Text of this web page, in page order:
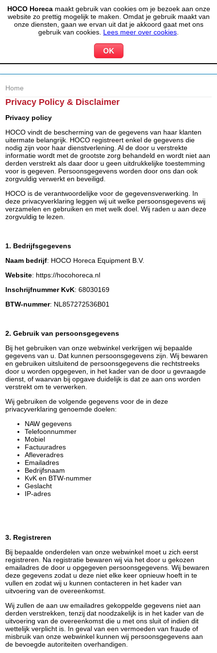
HOCO Horecamaakt gebruik van cookies om je bezoek aan onze
website zo prettig mogelijk te maken. Omdat je gebruik maakt van
onze diensten, gaan we ervan uit dat je akkoord gaat met ons
gebruik van cookies. Lees meer over cookies
(020) 497 6325 info@hocohoreca.nl
MIJN ACCOUNT 0 WINKELWAGEN
Home
Privacy Policy & Disclaimer
Privacy policy
HOCO vindt de bescherming van de gegevens van haar klanten
uitermate belangrijk. HOCO registreert enkel de gegevens die
nodig zijn voor haar dienstverlening. Al de door u verstrekte
informatie wordt met de grootste zorg behandeld en wordt niet aan
derden verstrekt als daar door u geen uitdrukkelijke toestemming
voor is gegeven. Persoonsgegevens worden door ons dan ook
zorgvuldig verwerkt en beveiligd.
HOCO is de verantwoordelijke voor de gegevensverwerking. In
deze privacyverklaring leggen wij uit welke persoonsgegevens wij
verzamelen en gebruiken en met welk doel. Wij raden u aan deze
zorgvuldig te lezen.
1. Bedrijfsgegevens
Naam bedrijf: HOCO Horeca Equipment B.V.
Website: https://hocohoreca.nl
Inschrijfnummer KvK: 68030169
BTW-nummer: NL857272536B01
2. Gebruik van persoonsgegevens
Bij het gebruiken van onze webwinkel verkrijgen wij bepaalde
gegevens van u. Dat kunnen persoonsgegevens zijn. Wij bewaren
en gebruiken uitsluitend de persoonsgegevens die rechtstreeks
door u worden opgegeven, in het kader van de door u gevraagde
dienst, of waarvan bij opgave duidelijk is dat ze aan ons worden
verstrekt om te verwerken.
Wij gebruiken de volgende gegevens voor de in deze
privacyverklaring genoemde doelen:
NAW gegevens
Telefoonnummer
Mobiel
Factuuradres
Afleveradres
Emailadres
Bedrijfsnaam
KvK en BTW-nummer
Geslacht
IP-adres
3. Registreren
Bij bepaalde onderdelen van onze webwinkel moet u zich eerst
registreren. Na registratie bewaren wij via het door u gekozen
emailadres de door u opgegeven persoonsgegevens. Wij bewaren
deze gegevens zodat u deze niet elke keer opnieuw hoeft in te
vullen en zodat wij u kunnen contacteren in het kader van
uitvoering van de overeenkomst.
Wij zullen de aan uw emailadres gekoppelde gegevens niet aan
derden verstrekken, tenzij dat noodzakelijk is in het kader van de
uitvoering van de overeenkomst die u met ons sluit of indien dit
wettelijk verplicht is. In geval van een vermoeden van fraude of
misbruik van onze webwinkel kunnen wij persoonsgegevens aan
de bevoegde autoriteiten overhandigen.